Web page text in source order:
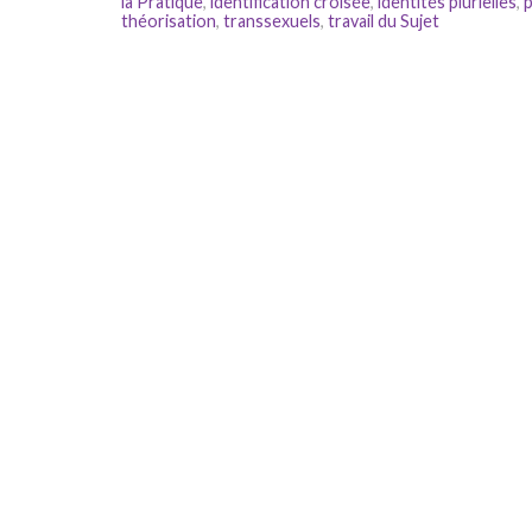
théorisation, transsexuels, travail du Sujet